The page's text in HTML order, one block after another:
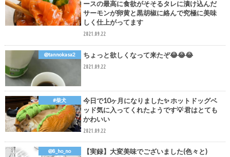
ースの最高に食欲がそそるタレに漬け込んだ
サーモンが卵黄と黒胡椒に絡んで究極に美味
しく仕上がってます
2021.09.22
@tannokasa2 ちょっと欲しくなって来たぞ😂😂😂
2021.09.22
#柴犬
今日で10ヶ月になりました✨ ホットドッグベ
ッド気に入ってくれたようです💡 君はとても
かわいい
2021.09.22
@8_ho_no 【実録】大変美味でございました(色々と)